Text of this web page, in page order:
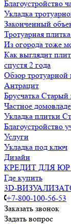
Благоустройство
Укладка
Законченный
Тротуарная
Из огорода тоже
Как выглядит
спустя 2 года
Обзор
Антрацит
Брусчатка
Частное
Укладка плитки
Благоустройство
Услуги
Укладка под ключ
Дизайн
КРЕДИТ ДЛЯ
Где купить
3D-
+7-800-100-56-53
Заказать звонок
Задать вопрос